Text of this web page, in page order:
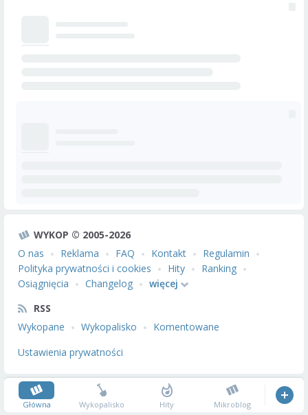
WYKOP © 2005-2026
O nas
Reklama FAQ Kontakt
Regulamin
Polityka prywatności i cookies
Hity
Ranking
Osiągnięcia
Changelog
więcej
RSS
Wykopane
Wykopalisko
Komentowane
Ustawienia prywatności
Główna Wykopalisko Hity Mikroblog